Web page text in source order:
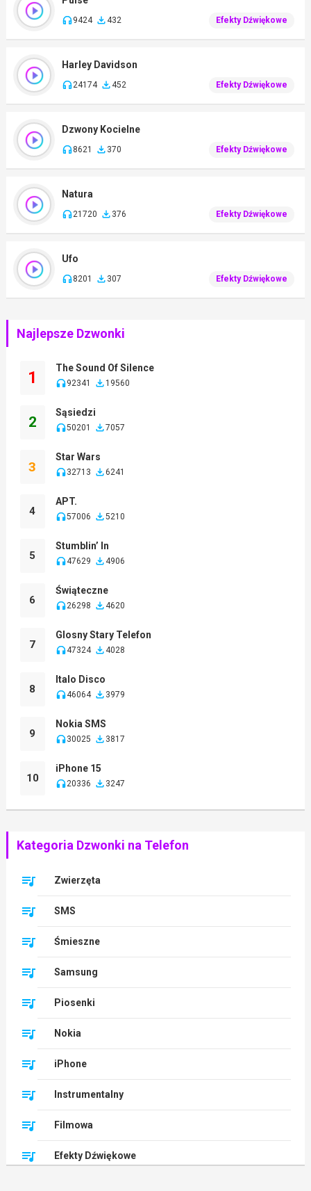
9424 432 Efekty Dźwiękowe
Harley Davidson
24174 452 Efekty Dźwiękowe
Dzwony Kocielne
8621 370 Efekty Dźwiękowe
Natura
21720 376 Efekty Dźwiękowe
Ufo
8201 307 Efekty Dźwiękowe
Najlepsze Dzwonki
1
The Sound Of Silence
92341 19560
2
Sąsiedzi
50201 7057
3
Star Wars
32713 6241
4
APT.
57006 5210
5
Stumblin’ In
47629 4906
6
Świąteczne
26298 4620
7
Glosny Stary Telefon
47324 4028
8
Italo Disco
46064 3979
9
Nokia SMS
30025 3817
10
iPhone 15
20336 3247
Kategoria Dzwonki na Telefon
Zwierzęta
SMS
Śmieszne
Samsung
Piosenki
Nokia
iPhone
Instrumentalny
Filmowa
Efekty Dźwiękowe